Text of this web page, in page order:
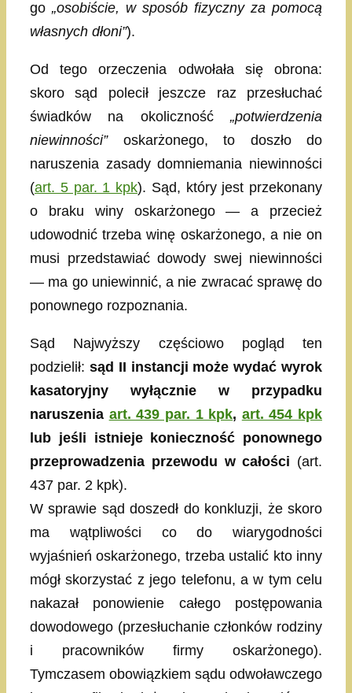
go „osobiście, w sposób fizyczny za pomocą
własnych dłoni”).
Od tego orzeczenia odwołała się obrona:
skoro sąd polecił jeszcze raz przesłuchać
świadków na okoliczność „potwierdzenia
niewinności”oskarżonego, to doszło do
naruszenia zasady domniemania niewinności
(art. 5 par. 1 kpk). Sąd, który jest przekonany
o braku winy oskarżonego — a przecież
udowodnić trzeba winę oskarżonego, a nie on
musi przedstawiać dowody swej niewinności
— ma go uniewinnić, a nie zwracać sprawę do
ponownego rozpoznania.
Sąd Najwyższy częściowo pogląd ten
podzielił: sąd II instancji może wydać wyrok
kasatoryjny wyłącznie w przypadku
naruszenia art. 439 par. 1 kpk, art. 454 kpk
lub jeśli istnieje konieczność ponownego
przeprowadzenia przewodu w całości (art.
437 par. 2 kpk).
W sprawie sąd doszedł do konkluzji, że skoro
ma wątpliwości co do wiarygodności
wyjaśnień oskarżonego, trzeba ustalić kto inny
mógł skorzystać z jego telefonu, a w tym celu
nakazał ponowienie całego postępowania
dowodowego (przesłuchanie członków rodziny
i pracowników firmy oskarżonego).
Tymczasem obowiązkiem sądu odwoławczego